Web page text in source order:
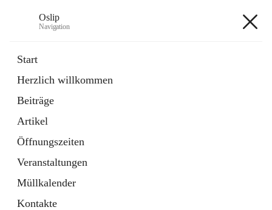
Oslip
Navigation
Start
Herzlich willkommen
Beiträge
Artikel
Öffnungszeiten
Veranstaltungen
Müllkalender
Kontakte
Externe Webseite
in
Tab
Bundeskanzleramt Österreich
Externe Webseite
öffnet
in
neuem
Tab